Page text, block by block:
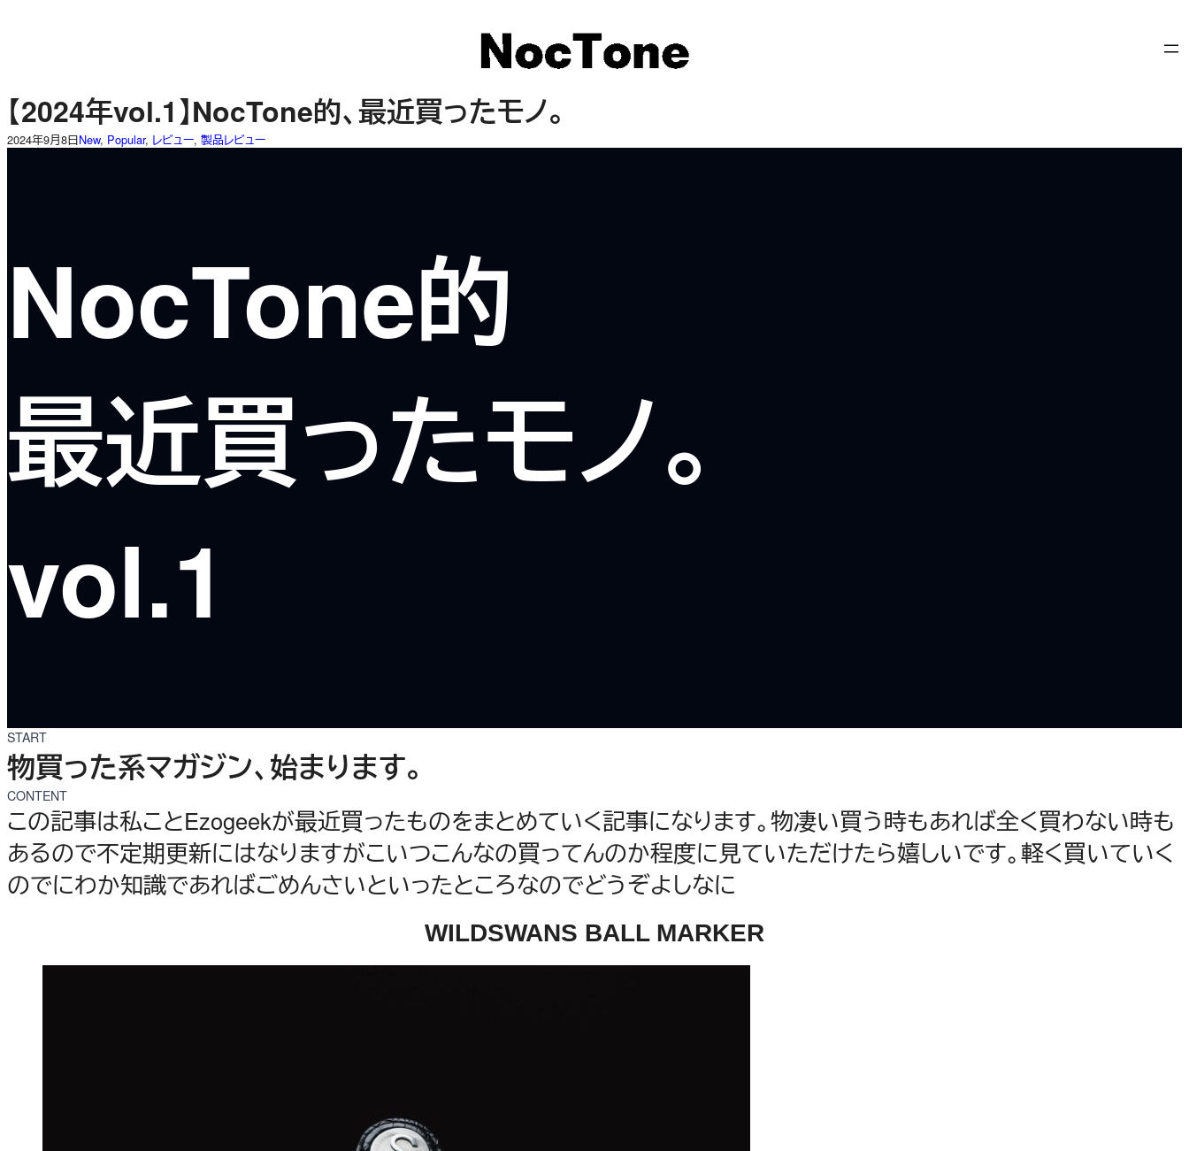
キ
ッ
プ
【2024年vol.1】NocTone的、最近買ったモノ。
2024年9月8日New, Popular, レビュー, 製品レビュー
NocTone的
最近買ったモノ。
vol.1
START
物買った系マガジン、始まります。
CONTENT
この記事は私ことEzogeekが最近買ったものをまとめていく記事になります。物凄い買う時もあれば全く買わない時も
あるので不定期更新にはなりますがこいつこんなの買ってんのか程度に見ていただけたら嬉しいです。軽く買いていく
のでにわか知識であればごめんさいといったところなのでどうぞよしなに
WILDSWANS BALL MARKER